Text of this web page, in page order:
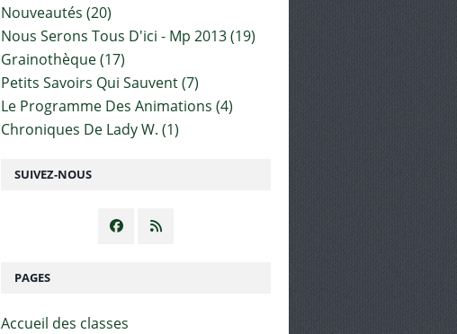
SUIVEZ-NOUS
PAGES
Accueil des classes
Nouveautés (20)
Nous Serons Tous D'ici - Mp 2013(19)
Grainothèque(17)
Petits Savoirs Qui Sauvent(7)
Le Programme Des Animations (4)
Chroniques De Lady W. (1)